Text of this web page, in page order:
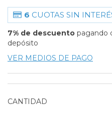
6 CUOTAS SIN
7% de descuento pagando
depósito
VER MEDIOS DE PAGO
CANTIDAD